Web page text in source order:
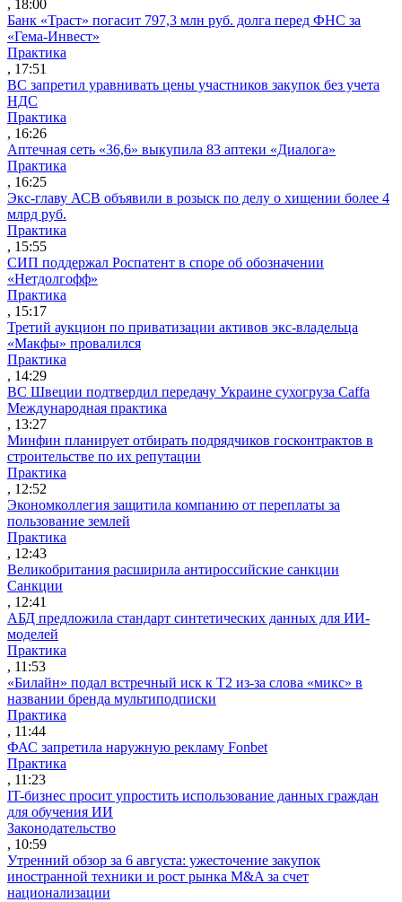
, 18:00
Банк «Траст» погасит 797,3 млн руб. долга перед ФНС за
«Гема-Инвест»
Практика
, 17:51
ВС запретил уравнивать цены участников закупок без учета
НДС
Практика
, 16:26
Аптечная сеть «36,6» выкупила 83 аптеки «Диалога»
Практика
, 16:25
Экс-главу АСВ объявили в розыск по делу о хищении более 4
млрд руб.
Практика
, 15:55
СИП поддержал Роспатент в споре об обозначении
«Нетдолгофф»
Практика
, 15:17
Третий аукцион по приватизации активов экс-владельца
«Макфы» провалился
Практика
, 14:29
ВС Швеции подтвердил передачу Украине сухогруза Caffa
Международная практика
, 13:27
Минфин планирует отбирать подрядчиков госконтрактов в
строительстве по их репутации
Практика
, 12:52
Экономколлегия защитила компанию от переплаты за
пользование землей
Практика
, 12:43
Великобритания расширила антироссийские санкции
Санкции
, 12:41
АБД предложила стандарт синтетических данных для ИИ-
моделей
Практика
, 11:53
«Билайн» подал встречный иск к Т2 из-за слова «микс» в
названии бренда мультиподписки
Практика
, 11:44
ФАС запретила наружную рекламу Fonbet
Практика
, 11:23
IT-бизнес просит упростить использование данных граждан
для обучения ИИ
Законодательство
, 10:59
Утренний обзор за 6 августа: ужесточение закупок
иностранной техники и рост рынка M&A за счет
национализации